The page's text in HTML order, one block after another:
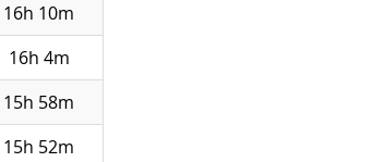
16h 10m
16h 4m
15h 58m
15h 52m